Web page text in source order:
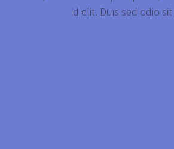
id elit. Duis sed odio